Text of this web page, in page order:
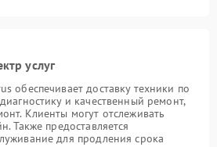
услуг
обеспечивает доставку техники по
и качественный ремонт,
Клиенты могут отслеживать
Также предоставляется
для продления срока